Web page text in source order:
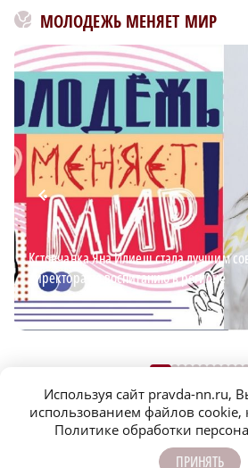
МОЛОДЕЖЬ МЕНЯЕТ МИР
Кстовчанка Яна Илиеш стала лучшим
директора по воспитанию в регионе
Используя сайт pravda-nn.ru,
использованием файлов cookie,
Политике обработки
ПРИНЯТЬ